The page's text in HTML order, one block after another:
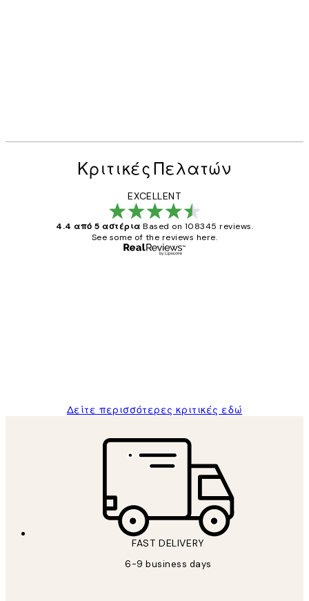
Κριτικές Πελατών
EXCELLENT
4.4 από 5 αστέρια Based on 108345 reviews.
See some of the reviews here.
Δείτε περισσότερες κριτικές εδώ
FAST DELIVERY
6-9 business days